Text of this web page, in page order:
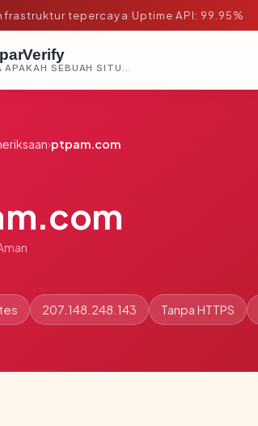
tepercaya·Uptime API: 99.95%
PERIKSA APAKAH SEBUAH SITUS AMAN, TEPERCAYA, DAN TERVERIFIKASI DALAM HITUNGAN DETIK.
›ptpam.com
207.148.248.143 Tanpa HTTPS